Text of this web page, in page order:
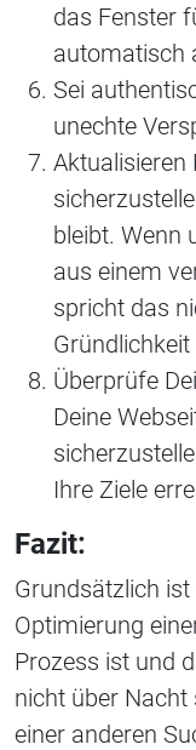
das Fenster
automatisch
Sei
unechte
Aktualisieren
bleibt. Wenn
aus einem
spricht das
Überprüfe
Deine
Ihre Ziele
Fazit:
Grundsätzlich
Optimierung
Prozess ist und
nicht über Nacht
einer anderen